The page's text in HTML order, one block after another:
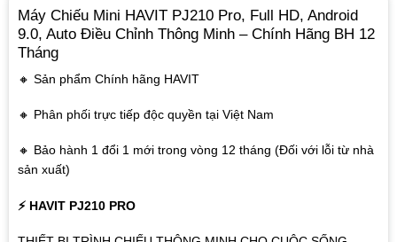
Máy Chiếu Mini HAVIT PJ210 Pro, Full HD, Android
9.0, Auto Điều Chỉnh Thông Minh – Chính Hãng BH 12
Tháng
🔸 Sản phẩm Chính hãng HAVIT
🔸 Phân phối trực tiếp độc quyền tại Việt Nam
🔸 Bảo hành 1 đổi 1 mới trong vòng 12 tháng (Đối với lỗi từ nhà
sản xuất)
⚡ HAVIT PJ210 PRO